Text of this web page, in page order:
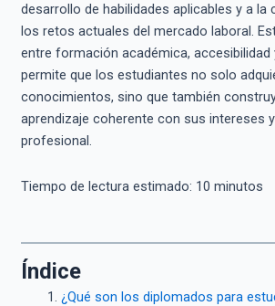
desarrollo de habilidades aplicables y a la
los retos actuales del mercado laboral.
entre formación académica, accesibilidad
permite que los estudiantes no solo
conocimientos, sino que también
aprendizaje coherente con sus intereses
profesional.
Tiempo de lectura estimado: 10 minutos
Índice
¿Qué son los diplomados para